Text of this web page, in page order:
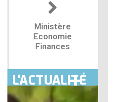
Ministère
Economie
Finances
L'ACTUALITÉ